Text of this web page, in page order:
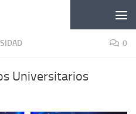
0
Universitarios